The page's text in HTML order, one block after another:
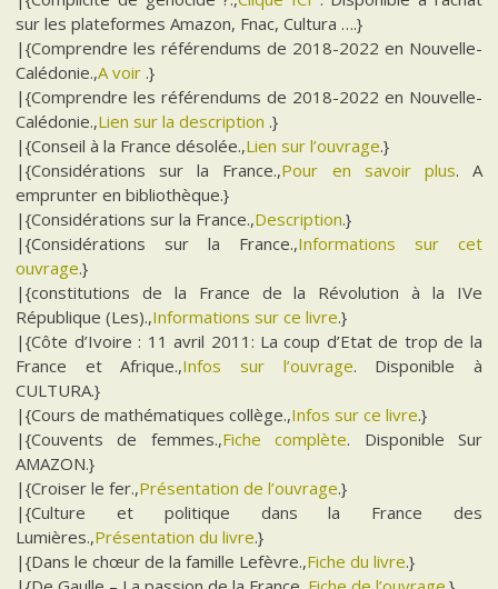
sur les plateformes Amazon, Fnac, Cultura ….}
|{Comprendre les référendums de 2018-2022 en Nouvelle-
Calédonie.,A voir .}
|{Comprendre les référendums de 2018-2022 en Nouvelle-
Calédonie.,Lien sur la description .}
|{Conseil à la France désolée.,Lien sur l’ouvrage.}
|{Considérations sur la France.,Pour en savoir plus. A
emprunter en bibliothèque.}
|{Considérations sur la France.,Description.}
|{Considérations sur la France.,Informations sur cet
ouvrage.}
|{constitutions de la France de la Révolution à la IVe
République (Les).,Informations sur ce livre.}
|{Côte d’Ivoire : 11 avril 2011: La coup d’Etat de trop de la
France et Afrique.,Infos sur l’ouvrage. Disponible à
CULTURA.}
|{Cours de mathématiques collège.,Infos sur ce livre.}
|{Couvents de femmes.,Fiche complète. Disponible Sur
AMAZON.}
|{Croiser le fer.,Présentation de l’ouvrage.}
|{Culture et politique dans la France des
Lumières.,Présentation du livre.}
|{Dans le chœur de la famille Lefèvre.,Fiche du livre.}